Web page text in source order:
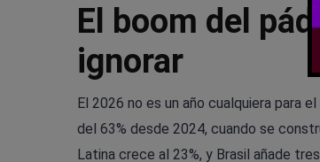
El boom del
ignorar
El 2026 no es un año cualquiera para
del 63% desde 2024, cuando se
Latina crece al 23%, y Brasil añade